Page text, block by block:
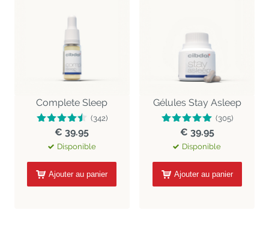
Complete Sleep
(342)
€ 39.95
Disponible
Ajouter au panier
Gélules Stay Asleep
(305)
€ 39.95
Disponible
Ajouter au panier